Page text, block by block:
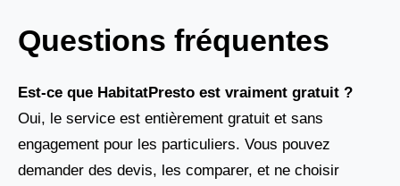
Questions fréquentes
Est-ce que HabitatPresto est vraiment gratuit ?
Oui, le service est entièrement gratuit et sans
engagement pour les particuliers. Vous pouvez
demander des devis, les comparer, et ne choisir